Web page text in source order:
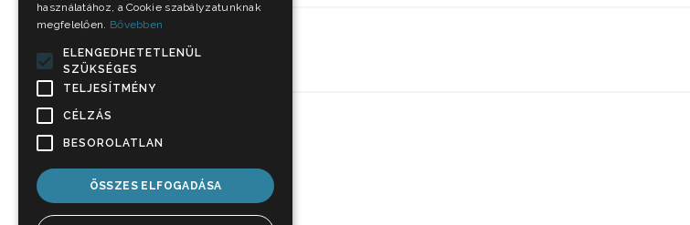
Nov 29, 2021
használatához, a Cookie szabályzatunknak
megfelelően. Bővebben
ELENGEDHETETLENÜL
SZÜKSÉGES
TELJESÍTMÉNY
CÉLZÁS
BESOROLATLAN
ÖSSZES ELFOGADÁSA